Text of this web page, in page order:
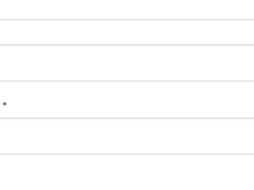
*